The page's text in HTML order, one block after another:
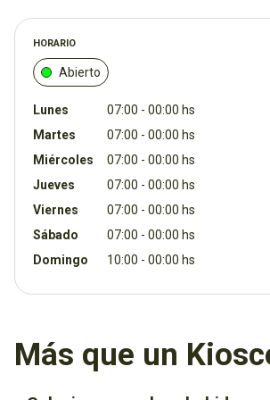
HORARIO
Abierto
Lunes
07:00 - 00:00 hs
Martes
07:00 - 00:00 hs
Miércoles
07:00 - 00:00 hs
Jueves
07:00 - 00:00 hs
Viernes
07:00 - 00:00 hs
Sábado
07:00 - 00:00 hs
Domingo
10:00 - 00:00 hs
Más que un